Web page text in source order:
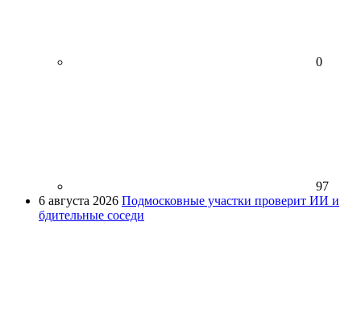
0
97
6 августа 2026 Подмосковные участки проверит ИИ и
бдительные соседи